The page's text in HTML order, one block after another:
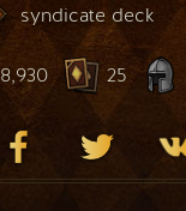
syndicate deck
8,930 25